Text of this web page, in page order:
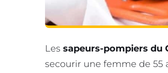
Les sapeurs-pompiers du
secourir une femme de 55